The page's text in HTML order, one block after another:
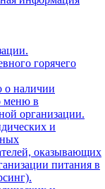
горячего
наличии
меню в
организации.
и
оказывающих
питания в